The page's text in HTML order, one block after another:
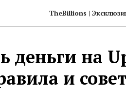
TheBillions |
деньги на
и